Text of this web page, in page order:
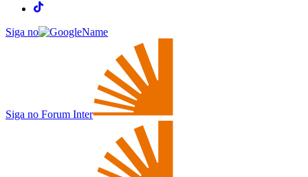
Siga no
Siga no Forum Inter